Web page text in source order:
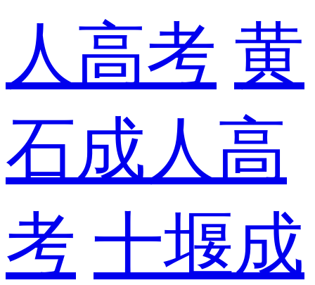
人高考 黄
石成人高
考 十堰成